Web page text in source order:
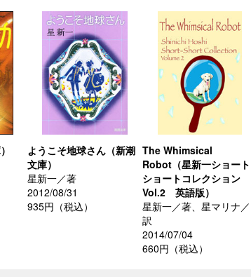
ようこそ地球さん（新潮
文庫）
星新一／著
2012/08/31
935円（税込）
The Whimsical
Robot（星新一ショート
ショートコレクション
Vol.2 英語版）
星新一／著、星マリナ／
訳
2014/07/04
660円（税込）